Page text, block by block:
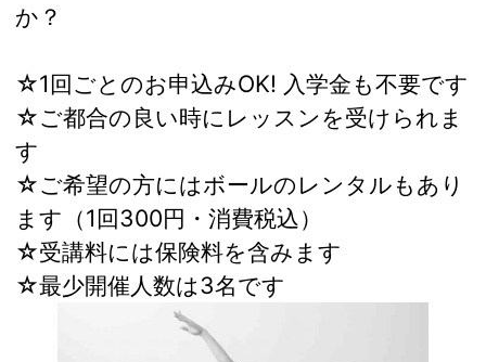
か？
☆1回ごとのお申込みOK! 入学金も不要です
☆ご都合の良い時にレッスンを受けられま
す
☆ご希望の方にはボールのレンタルもあり
ます（1回300円・消費税込）
☆受講料には保険料を含みます
☆最少開催人数は3名です